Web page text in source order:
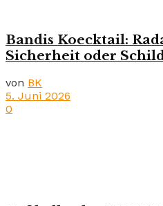
Bandis Koecktail:
Sicherheit oder
von BK
5. Juni 2026
0